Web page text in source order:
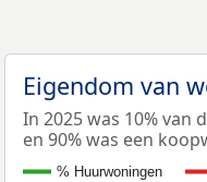
Eigendom van
In 2025 was 10% van
en 90% was een
% Huurwoningen